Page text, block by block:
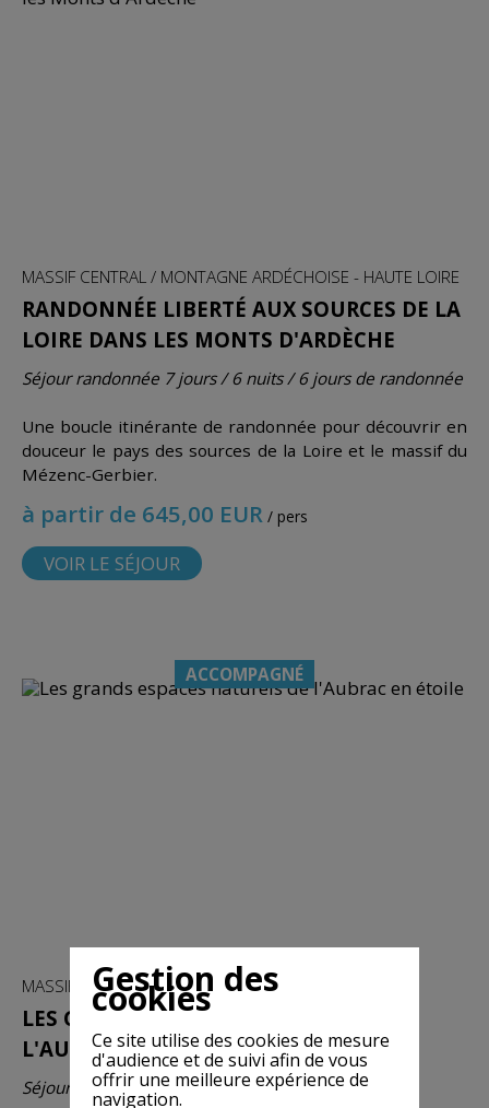
MASSIF CENTRAL / MONTAGNE ARDÉCHOISE - HAUTE LOIRE
RANDONNÉE LIBERTÉ AUX SOURCES DE LA
LOIRE DANS LES MONTS D'ARDÈCHE
Séjour randonnée 7 jours / 6 nuits / 6 jours de randonnée
Une boucle itinérante de randonnée pour découvrir en
douceur le pays des sources de la Loire et le massif du
Mézenc-Gerbier.
à partir de 645,00 EUR / pers
VOIR LE SÉJOUR
ACCOMPAGNÉ
MASSIF CENTRAL / MONTS D'AUBRAC
LES GRANDS ESPACES NATURELS DE
L'AUBRAC EN ÉTOILE
Séjour 6 jours / 5 nuits / 5 jours de randonnées
Gestion des
cookies
Ce site utilise des cookies de mesure
d'audience et de suivi afin de vous
offrir une meilleure expérience de
navigation.